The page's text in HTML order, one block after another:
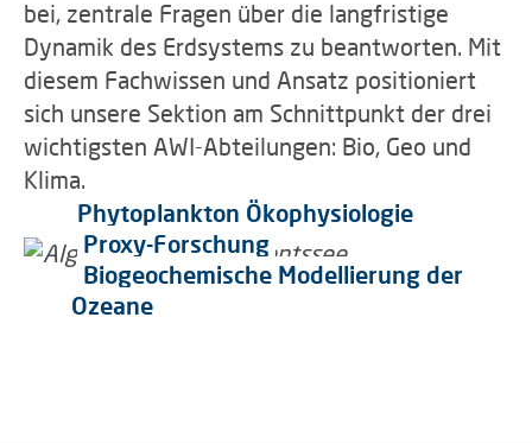
bei, zentrale Fragen über die langfristige
Dynamik des Erdsystems zu beantworten. Mit
diesem Fachwissen und Ansatz positioniert
sich unsere Sektion am Schnittpunkt der drei
wichtigsten AWI-Abteilungen: Bio, Geo und
Klima.
Phytoplankton Ökophysiologie
Proxy-Forschung
Biogeochemische Modellierung der
Ozeane